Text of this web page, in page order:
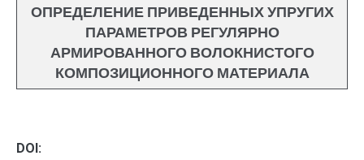
ОПРЕДЕЛЕНИЕ ПРИВЕДЕННЫХ УПРУГИХ
ПАРАМЕТРОВ РЕГУЛЯРНО
АРМИРОВАННОГО ВОЛОКНИСТОГО
КОМПОЗИЦИОННОГО МАТЕРИАЛА
DOI: